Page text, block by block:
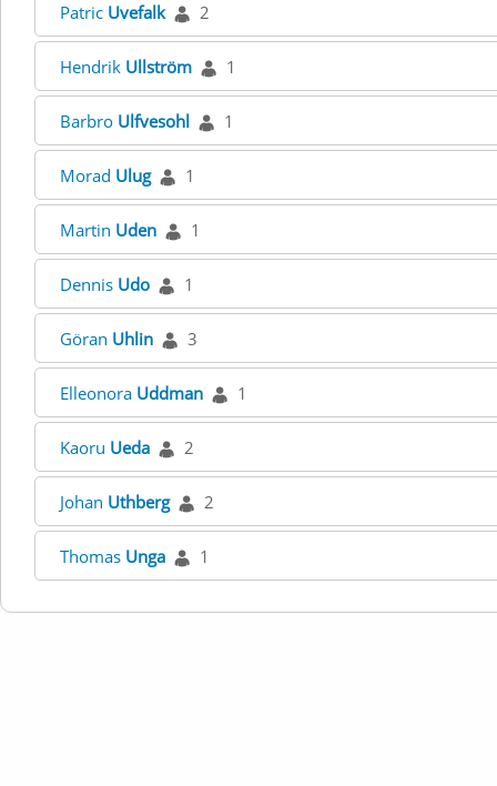
Patric Uvefalk 2
Hendrik Ullström 1
Barbro Ulfvesohl 1
Morad Ulug 1
Martin Uden 1
Dennis Udo 1
Göran Uhlin 3
Elleonora Uddman 1
Kaoru Ueda 2
Johan Uthberg 2
Thomas Unga 1